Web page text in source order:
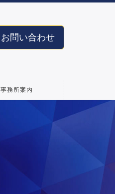
お問い合わせ
事務所案内